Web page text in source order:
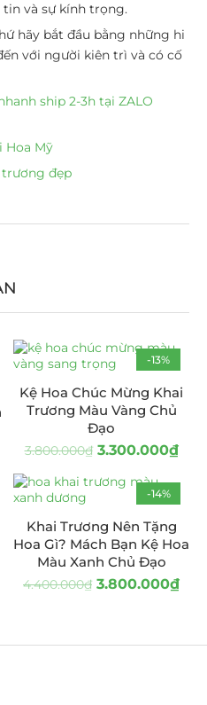
và sự kính trọng.
hãy bắt đầu bằng những hi
với người kiên trì và có cố
ship 2-3h tại ZALO
Hoa Mỹ
trương đẹp
-13%
Kệ Hoa Chúc Mừng Khai
Trương Màu Vàng Chủ
Đạo
3.800.000₫ 3.300.000₫
-14%
Khai Trương Nên Tặng
Hoa Gì? Mách Bạn Kệ Hoa
Màu Xanh Chủ Đạo
4.400.000₫ 3.800.000₫